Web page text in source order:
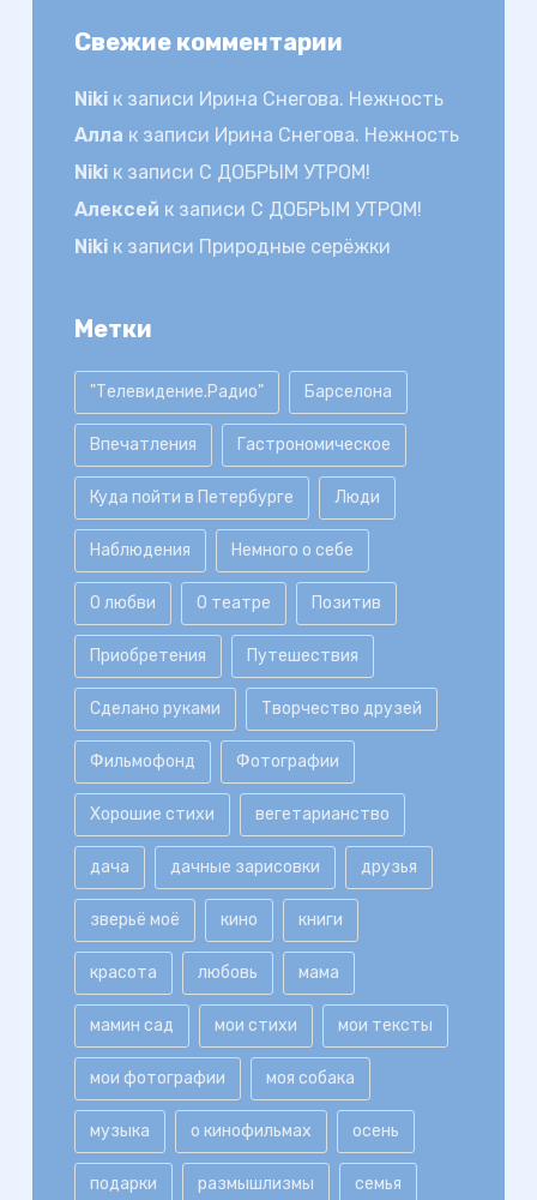
Свежие комментарии
Nikiк записи Ирина Снегова. Нежность
Алла к записи Ирина Снегова. Нежность
Nikiк записи С ДОБРЫМ УТРОМ!
Алексей к записи С ДОБРЫМ УТРОМ!
Nikiк записи Природные серёжки
Метки
"Телевидение.Радио" Барселона
Впечатления Гастрономическое
Куда пойти в Петербурге Люди
Наблюдения Немного о себе
О любви О театре Позитив
Приобретения Путешествия
Сделано руками Творчество друзей
Фильмофонд Фотографии
Хорошие стихи вегетарианство
дача дачные зарисовки друзья
зверьё моё кино книги
красота любовь мама
мамин сад мои стихи мои тексты
мои фотографии моя собака
музыка о кинофильмах осень
подарки размышлизмы семья